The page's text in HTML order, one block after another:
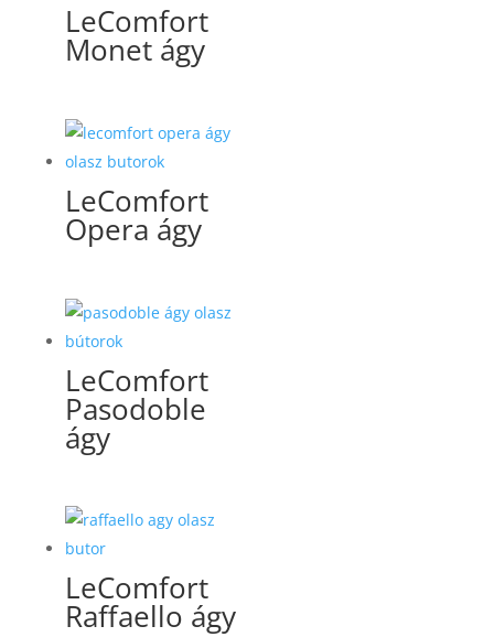
LeComfort
Monet ágy
LeComfort
Opera ágy
LeComfort
Pasodoble
ágy
LeComfort
Raffaello ágy